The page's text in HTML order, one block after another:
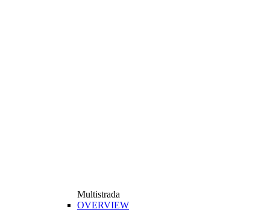
Multistrada
OVERVIEW